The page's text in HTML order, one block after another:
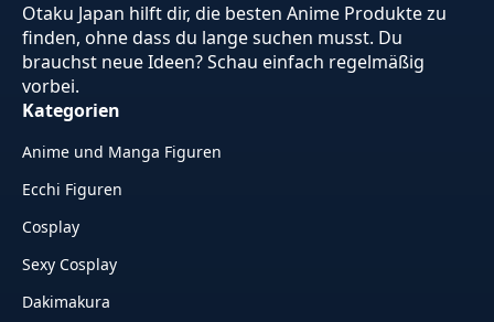
Otaku Japan hilft dir, die besten Anime Produkte zu
finden, ohne dass du lange suchen musst. Du
brauchst neue Ideen? Schau einfach regelmäßig
vorbei.
Kategorien
Anime und Manga Figuren
Ecchi Figuren
Cosplay
Sexy Cosplay
Dakimakura